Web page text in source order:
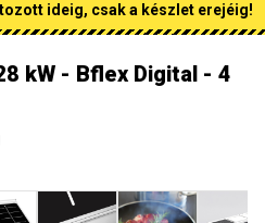
ideig, csak a készlet erejéig!
kW - Bflex Digital - 4